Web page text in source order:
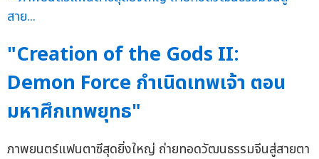
"Creation of the Gods II:
Demon Force กำเนิดเทพเจ้า ตอน
มหาศึกเทพยุทธ"
ภาพยนตร์แฟนตาซีสุดยิ่งใหญ่ ถ่ายทอดวัฒนธรรมจีนสู่สายตา